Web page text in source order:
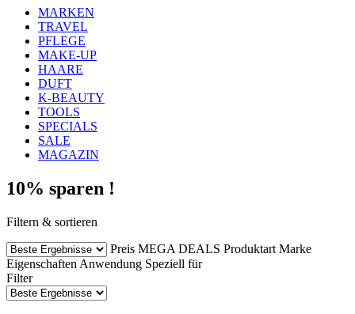
MARKEN
TRAVEL
PFLEGE
MAKE-UP
HAARE
DUFT
K-BEAUTY
TOOLS
SPECIALS
SALE
MAGAZIN
10% sparen !
Filtern & sortieren
Preis MEGA DEALS Produktart Marke
Eigenschaften Anwendung Speziell für
Filter